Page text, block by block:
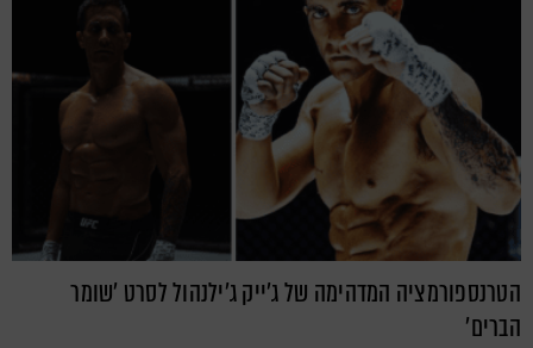
הטרנספורמציה המדהימה של ג'ייק ג'ילנהול לסרט 'שומר
הברים'